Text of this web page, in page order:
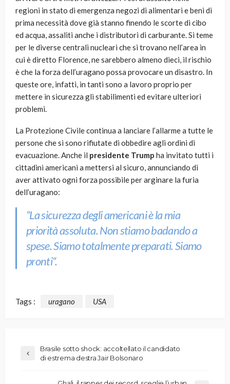
regioni in stato di emergenza negozi di alimentari e beni di
prima necessità dove già stanno finendo le scorte di cibo
ed acqua, assaliti anche i distributori di carburante. Si teme
per le diverse centrali nucleari che si trovano nell’area in
cui è diretto Florence, ne sarebbero almeno dieci, il rischio
è che la forza dell’uragano possa provocare un disastro. In
queste ore, infatti, in tanti sono a lavoro proprio per
mettere in sicurezza gli stabilimenti ed evitare ulteriori
problemi.
La Protezione Civile continua a lanciare l’allarme a tutte le
persone che si sono rifiutate di obbedire agli ordini di
evacuazione. Anche il presidente Trump ha invitato tutti i
cittadini americani a mettersi al sicuro, annunciando di
aver attivato ogni forza possibile per arginare la furia
dell’uragano:
“La sicurezza degli americani è la mia
priorità assoluta. Non stiamo badando a
spese. Siamo totalmente preparati. Siamo
pronti“.
Tags : uragano USA
Brasile sotto shock: accoltellato il candidato
di estrema destra Jair Bolsonaro